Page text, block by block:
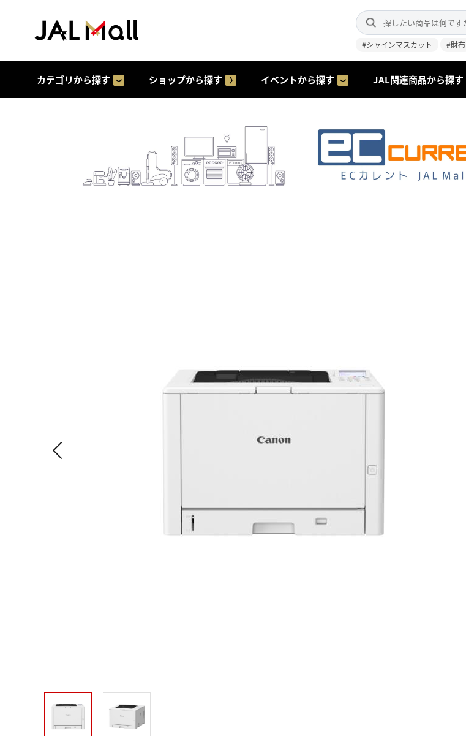
#シャインマスカット #財布
カテゴリから探す ショップから探す イベントから探す JAL関連商品から探す